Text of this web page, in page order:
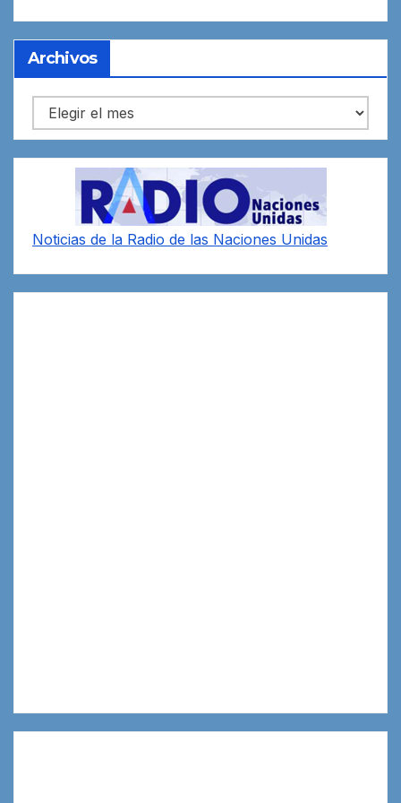
Archivos
Archivos
Noticias de la Radio de las Naciones Unidas